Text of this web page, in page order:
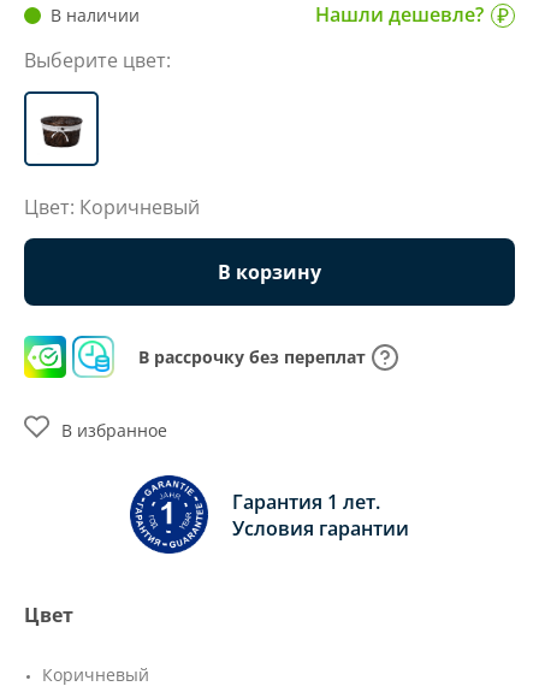
В наличии
Нашли дешевле?
Выберите цвет:
Цвет: Коричневый
В корзину
В рассрочку без переплат
Гарантия 1 лет.
Условия гарантии
В избранное
Цвет
Коричневый